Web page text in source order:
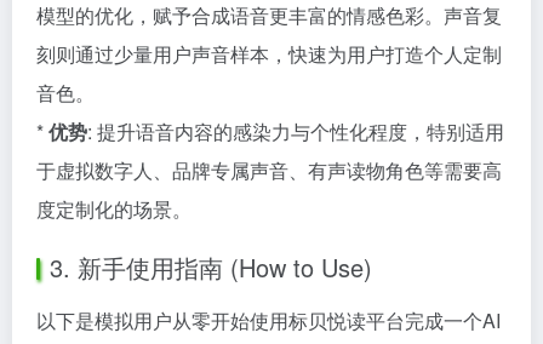
模型的优化，赋予合成语音更丰富的情感色彩。声音复
刻则通过少量用户声音样本，快速为用户打造个人定制
音色。
*优势: 提升语音内容的感染力与个性化程度，特别适用
于虚拟数字人、品牌专属声音、有声读物角色等需要高
度定制化的场景。
3. 新手使用指南 (How to Use)
以下是模拟用户从零开始使用标贝悦读平台完成一个AI